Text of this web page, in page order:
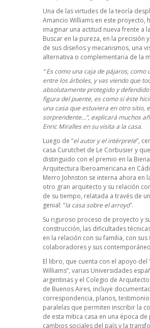
Una de las virtudes de la teoría
Amancio Williams en este proyecto,
imaginar una actitud nueva frente a
Buscar en la pureza, en la precisión
de sus diseños y mecanismos, una
alternativa o complementaria de la
“ Es como una caja de pájaros, como
entre los árboles, y vas viendo que
absolutamente protegido y
figura del puente, es como si éste
una casa que estuviera en otro sitio,
sorprendente…”, explicará muchos
Enric Miralles en su visita a la casa.
Luego de “el autor y el intérprete”,
casa Curutchet de Le Corbusier y
distinguido con el premio en la
Arquitectura Iberoamericana en
Merro Johnston se interna ahora en
otro gran arquitecto y su relación
de su tiempo, relatada a través de
genial: “la casa sobre el arroyo”.
Su riguroso proceso de proyecto y
construcción, las dificultades
en la relación con su familia, con sus
colaboradores y sus
El libro, que cuenta con el apoyo del
Williams”, varias Universidades
argentinas y el Colegio de
de Buenos Aires, incluye
correspondencia, planos,
paralelas que permiten inscribir la
de esta mítica casa en una época
cambios sociales del país y la